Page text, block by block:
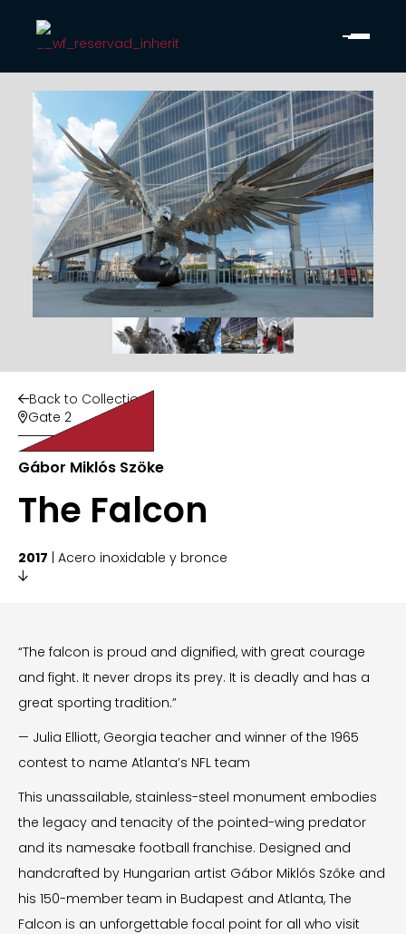
Back to Collection
Gate 2
Gábor Miklós Szöke
The Falcon
2017 | Acero inoxidable y bronce

“The falcon is proud and dignified, with great courage
and fight. It never drops its prey. It is deadly and has a
great sporting tradition.”
— Julia Elliott, Georgia teacher and winner of the 1965
contest to name Atlanta’s NFL team
This unassailable, stainless-steel monument embodies
the legacy and tenacity of the pointed-wing predator
and its namesake football franchise. Designed and
handcrafted by Hungarian artist Gábor Miklós Szőke and
his 150-member team in Budapest and Atlanta, The
Falcon is an unforgettable focal point for all who visit